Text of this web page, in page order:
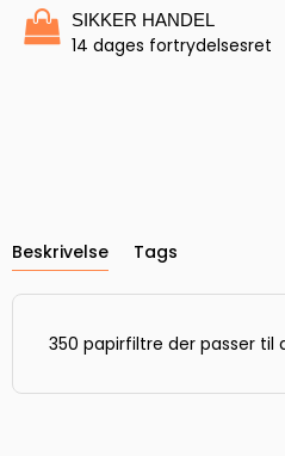
SIKKER HANDEL
14 dages fortrydelsesret
Beskrivelse Tags
350 papirfiltre der passer til